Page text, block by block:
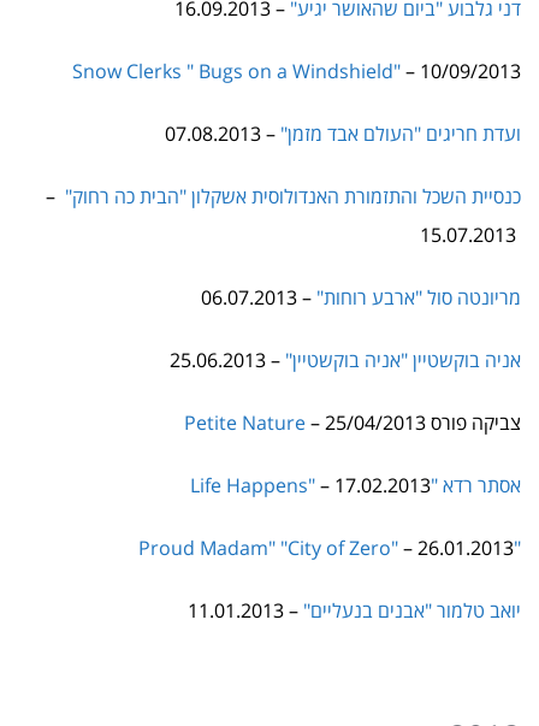
Snow Clerks " Bugs on a Windshield"– 10/09/2013
ועדת חריגים "העולם אבד מזמן" – 07.08.2013
כנסיית השכל והתזמורת האנדולוסית אשקלון "הבית כה רחוק"
מריונטה סול "ארבע רוחות"
אניה בוקשטיין "אניה בוקשטיין"– 25.06.2013
צביקה פורס Petite Nature– 25/04/2013
אסתר רדא "Life Happens"– 17.02.2013
"Proud Madam" "City of Zero"
– 26.01.2013
יואב טלמור "אבנים בנעליים"– 11.01.2013